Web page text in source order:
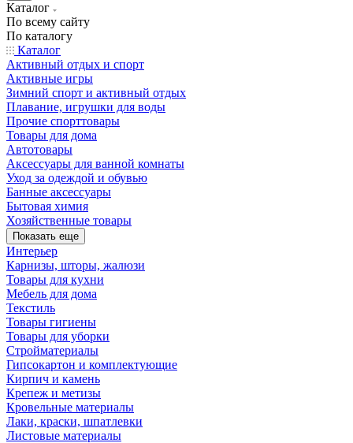
Каталог
По всему сайту
По каталогу
Каталог
Активный отдых и спорт
Активные игры
Зимний спорт и активный отдых
Плавание, игрушки для воды
Прочие спорттовары
Товары для дома
Автотовары
Аксессуары для ванной комнаты
Уход за одеждой и обувью
Банные аксессуары
Бытовая химия
Хозяйственные товары
Показать еще
Интерьер
Карнизы, шторы, жалюзи
Товары для кухни
Мебель для дома
Текстиль
Товары гигиены
Товары для уборки
Стройматериалы
Гипсокартон и комплектующие
Кирпич и камень
Крепеж и метизы
Кровельные материалы
Лаки, краски, шпатлевки
Листовые материалы